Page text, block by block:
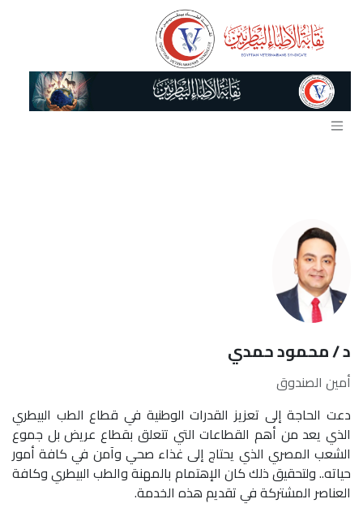
د / محمود حمدي
أمين الصندوق
دعت الحاجة إلى تعزيز القدرات الوطنية في قطاع الطب البيطري
الذي يعد من أهم القطاعات التي تتعلق بقطاع عريض بل جموع
الشعب المصري الذي يحتاج إلى غذاء صحي وآمن في كافة أمور
حياته.. ولتحقيق ذلك كان الإهتمام بالمهنة والطب البيطري وكافة
العناصر المشتركة في تقديم هذه الخدمة.